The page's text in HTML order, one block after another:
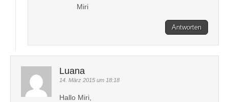
Miri
Antworten
Luana
14. März 2015 um 18:18
Hallo Miri,